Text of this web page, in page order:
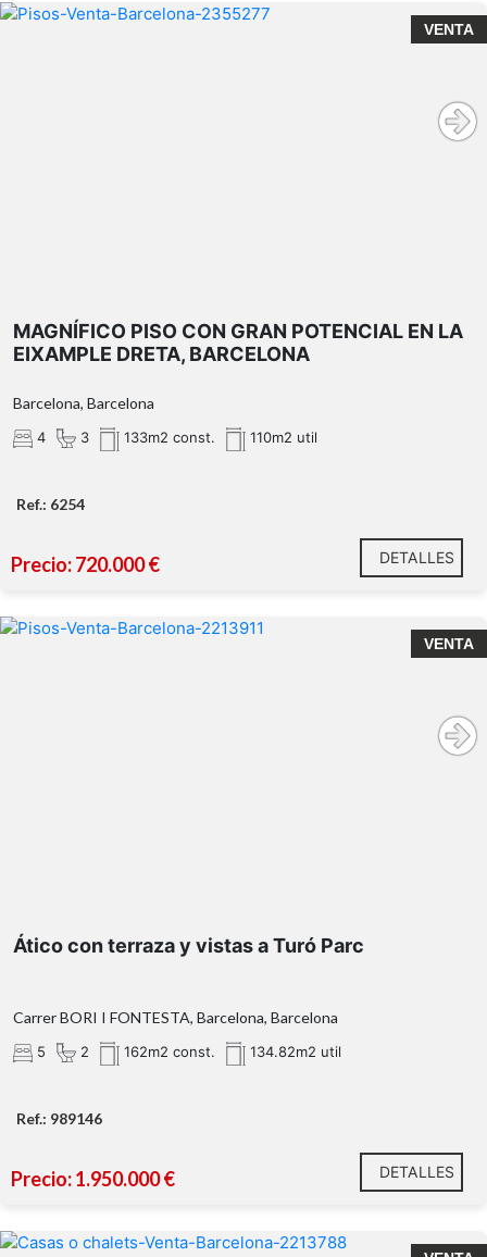
VENTA
4 habitaciones y 3
del tráfico
junto a Francesc Macià y la avenida Diagonal,
MAGNÍFICO PISO CON GRAN POTENCIAL EN LA
EIXAMPLE DRETA, BARCELONA
Barcelona, Barcelona
4 3 133m2 const. 110m2 util
Ref.: 6254
Precio: 720.000 € DETALLES
VENTA
Ático con terraza y vistas a Turó Parc
Carrer BORI I FONTESTA, Barcelona, Barcelona
5 2 162m2 const. 134.82m2 util
Ref.: 989146
Precio: 1.950.000 € DETALLES